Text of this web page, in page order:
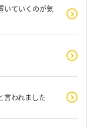
いていくのが気
言われました